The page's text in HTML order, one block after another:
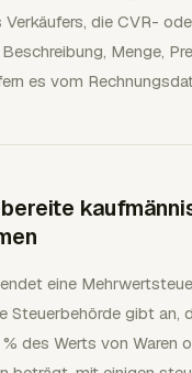
die CVR-
Menge,
es vom
eine
Steuerbehörde gibt an,
des Werts von Waren